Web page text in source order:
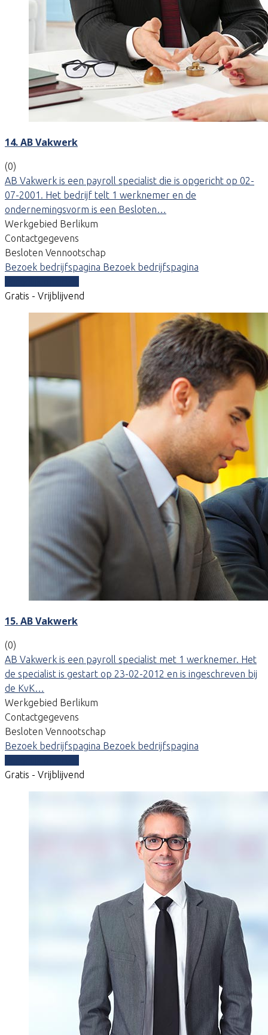
14. AB Vakwerk
(0)
AB Vakwerk is een payroll specialist die is opgericht op 02-
07-2001. Het bedrijf telt 1 werknemer en de
ondernemingsvorm is een Besloten…
Werkgebied Berlikum
Contactgegevens
Besloten Vennootschap
Bezoek bedrijfspagina Bezoek bedrijfspagina
Gratis - Vrijblijvend
15. AB Vakwerk
(0)
AB Vakwerk is een payroll specialist met 1 werknemer. Het
de specialist is gestart op 23-02-2012 en is ingeschreven bij
de KvK…
Werkgebied Berlikum
Contactgegevens
Besloten Vennootschap
Bezoek bedrijfspagina Bezoek bedrijfspagina
Gratis - Vrijblijvend